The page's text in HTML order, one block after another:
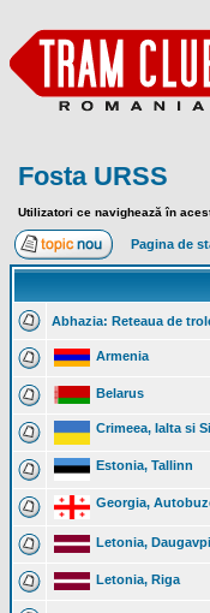
Fosta URSS
Utilizatori ce navighează în
Pagina de
Abhazia: Reteaua de
Armenia
Belarus
Crimeea, Ialta si
Estonia, Tallinn
Georgia,
Letonia,
Letonia, Riga